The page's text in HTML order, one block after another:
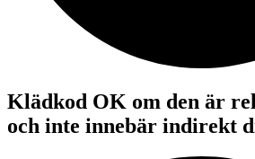
Klädkod OK om den är
och inte innebär indirekt